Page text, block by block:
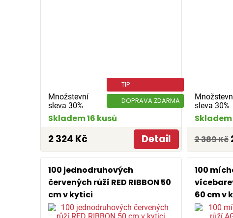
Množstevní
sleva 30%
TIP
DOPRAVA ZDARMA
Skladem 16 kusů
2 324 Kč Detail
sleva 30%
Skladem
2 389 Kč
100 jednodruhových
červených růží RED RIBBON 50
cm v kytici
100
60 cm v